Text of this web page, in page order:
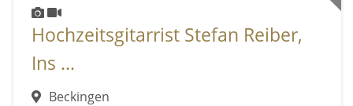
Hochzeitsgitarrist Stefan Reiber,
Ins ...
Beckingen